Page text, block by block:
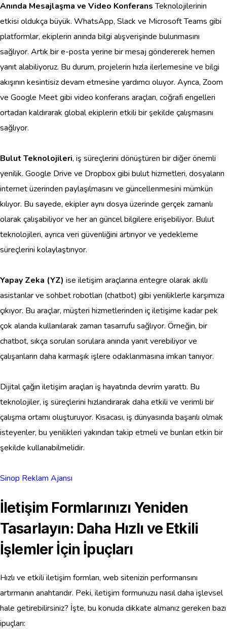
Anında Mesajlaşma ve Video KonferansTeknolojilerinin
etkisi oldukça büyük. WhatsApp, Slack ve Microsoft Teams gibi
platformlar, ekiplerin anında bilgi alışverişinde bulunmasını
sağlıyor. Artık bir e-posta yerine bir mesaj göndererek hemen
yanıt alabiliyoruz. Bu durum, projelerin hızla ilerlemesine ve bilgi
akışının kesintisiz devam etmesine yardımcı oluyor. Ayrıca, Zoom
ve Google Meet gibi video konferans araçları, coğrafi engelleri
ortadan kaldırarak global ekiplerin etkili bir şekilde çalışmasını
sağlıyor.
Bulut Teknolojileri, iş süreçlerini dönüştüren bir diğer önemli
yenilik. Google Drive ve Dropbox gibi bulut hizmetleri, dosyaların
internet üzerinden paylaşılmasını ve güncellenmesini mümkün
kılıyor. Bu sayede, ekipler aynı dosya üzerinde gerçek zamanlı
olarak çalışabiliyor ve her an güncel bilgilere erişebiliyor. Bulut
teknolojileri, ayrıca veri güvenliğini artırıyor ve yedekleme
süreçlerini kolaylaştırıyor.
Yapay Zeka (YZ) ise iletişim araçlarına entegre olarak akıllı
asistanlar ve sohbet robotları (chatbot) gibi yeniliklerle karşımıza
çıkıyor. Bu araçlar, müşteri hizmetlerinden iç iletişime kadar pek
çok alanda kullanılarak zaman tasarrufu sağlıyor. Örneğin, bir
chatbot, sıkça sorulan sorulara anında yanıt verebiliyor ve
çalışanların daha karmaşık işlere odaklanmasına imkan tanıyor.
Dijital çağın iletişim araçları iş hayatında devrim yarattı. Bu
teknolojiler, iş süreçlerini hızlandırarak daha etkili ve verimli bir
çalışma ortamı oluşturuyor. Kısacası, iş dünyasında başarılı olmak
isteyenler, bu yenilikleri yakından takip etmeli ve bunları etkin bir
şekilde kullanabilmelidir.
Sinop Reklam Ajansı
İletişim Formlarınızı Yeniden
Tasarlayın: Daha Hızlı ve Etkili
İşlemler İçin İpuçları
Hızlı ve etkili iletişim formları, web sitenizin performansını
artırmanın anahtarıdır. Peki, iletişim formunuzu nasıl daha işlevsel
hale getirebilirsiniz? İşte, bu konuda dikkate almanız gereken bazı
ipuçları: